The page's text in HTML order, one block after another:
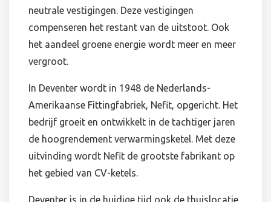
neutrale vestigingen. Deze vestigingen
compenseren het restant van de uitstoot. Ook
het aandeel groene energie wordt meer en meer
vergroot.
In Deventer wordt in 1948 de Nederlands-
Amerikaanse Fittingfabriek, Nefit, opgericht. Het
bedrijf groeit en ontwikkelt in de tachtiger jaren
de hoogrendement verwarmingsketel. Met deze
uitvinding wordt Nefit de grootste fabrikant op
het gebied van CV-ketels.
Deventer is in de huidige tijd ook de thuislocatie